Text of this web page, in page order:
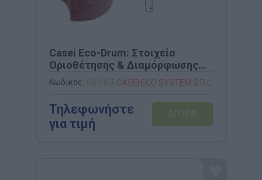
Casei Eco-Drum: Στοιχείο
Οριοθέτησης & Διαμόρφωσης
από Ανακυκλωμένο Καουτσούκ
(40cm)
Κωδικός: CESB3 CASEI ECO SYSTEM S.R.L.
Τηλεφωνήστε
για τιμή